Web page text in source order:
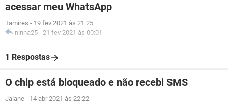
acessar meu WhatsApp
Tamires - 19 fev 2021 às 21:25
ninha25 - 21 fev 2021 às 00:01
1 Respostas
O chip está bloqueado e não recebi SMS
Jaiane - 14 abr 2021 às 22:22